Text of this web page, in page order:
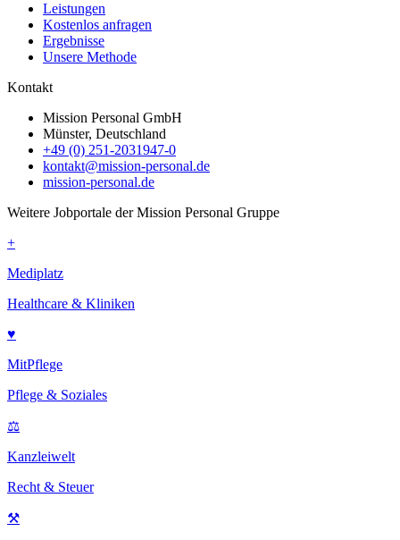
Leistungen
Kostenlos anfragen
Ergebnisse
Unsere Methode
Kontakt
Mission Personal GmbH
Münster, Deutschland
+49 (0) 251-2031947-0
kontakt@mission-personal.de
mission-personal.de
Weitere Jobportale der Mission Personal Gruppe
+
Mediplatz
Healthcare & Kliniken
♥
MitPflege
Pflege & Soziales
⚖
Kanzleiwelt
Recht & Steuer
⚒